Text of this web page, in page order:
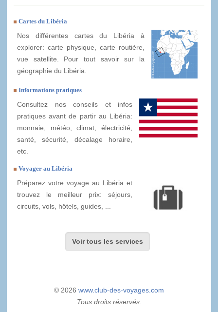
Cartes du Libéria
Nos différentes cartes du Libéria à
explorer: carte physique, carte routière,
vue satellite. Pour tout savoir sur la
géographie du Libéria.
Informations pratiques
Consultez nos conseils et infos
pratiques avant de partir au Libéria:
monnaie, météo, climat, électricité,
santé, sécurité, décalage horaire,
etc.
Voyager au Libéria
Préparez votre voyage au Libéria et
trouvez le meilleur prix: séjours,
circuits, vols, hôtels, guides, ...
Voir tous les services
© 2026 www.club-des-voyages.com
Tous droits réservés.